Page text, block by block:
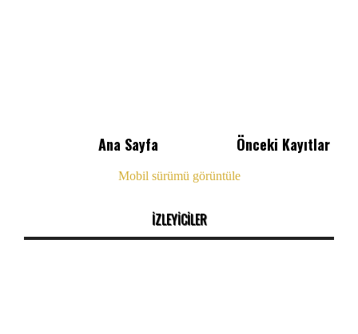
Önceki Kayıtlar
Ana Sayfa
Mobil sürümü görüntüle
İZLEYİCİLER